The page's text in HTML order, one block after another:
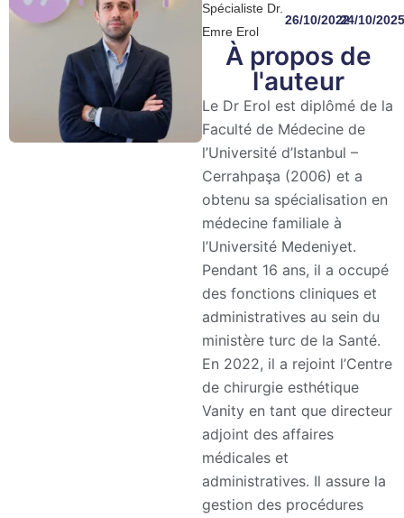
À propos de
l'auteur
Spécialiste Dr.
Emre Erol
26/10/202224/10/2025
Le Dr Erol est diplômé de la
Faculté de Médecine de
l’Université d’Istanbul –
Cerrahpaşa (2006) et a
obtenu sa spécialisation en
médecine familiale à
l’Université Medeniyet.
Pendant 16 ans, il a occupé
des fonctions cliniques et
administratives au sein du
ministère turc de la Santé.
En 2022, il a rejoint l’Centre
de chirurgie esthétique
Vanity en tant que directeur
adjoint des affaires
médicales et
administratives. Il assure la
gestion des procédures